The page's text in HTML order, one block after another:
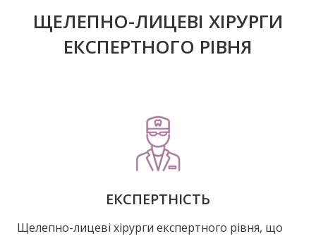
ЩЕЛЕПНО-ЛИЦЕВІ ХІРУРГИ
ЕКСПЕРТНОГО РІВНЯ
ЕКСПЕРТНІСТЬ
Щелепно-лицеві хірурги експертного рівня, що